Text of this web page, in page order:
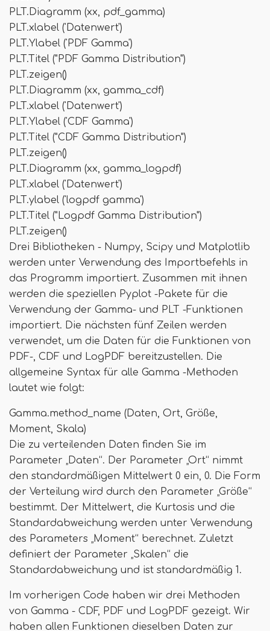
PLT.Diagramm (xx, pdf_gamma)
PLT.xlabel ('Datenwert')
PLT.Ylabel ('PDF Gamma')
PLT.Titel ("PDF Gamma Distribution")
PLT.zeigen()
PLT.Diagramm (xx, gamma_cdf)
PLT.xlabel ('Datenwert')
PLT.Ylabel ('CDF Gamma')
PLT.Titel ("CDF Gamma Distribution")
PLT.zeigen()
PLT.Diagramm (xx, gamma_logpdf)
PLT.xlabel ('Datenwert')
PLT.ylabel ('logpdf gamma')
PLT.Titel ("Logpdf Gamma Distribution")
PLT.zeigen()
Drei Bibliotheken - Numpy, Scipy und Matplotlib
werden unter Verwendung des Importbefehls in
das Programm importiert. Zusammen mit ihnen
werden die speziellen Pyplot -Pakete für die
Verwendung der Gamma- und PLT -Funktionen
importiert. Die nächsten fünf Zeilen werden
verwendet, um die Daten für die Funktionen von
PDF-, CDF und LogPDF bereitzustellen. Die
allgemeine Syntax für alle Gamma -Methoden
lautet wie folgt:
Gamma.method_name (Daten, Ort, Größe,
Moment, Skala)
Die zu verteilenden Daten finden Sie im
Parameter „Daten“. Der Parameter „Ort“ nimmt
den standardmäßigen Mittelwert 0 ein, 0. Die Form
der Verteilung wird durch den Parameter „Größe“
bestimmt. Der Mittelwert, die Kurtosis und die
Standardabweichung werden unter Verwendung
des Parameters „Moment“ berechnet. Zuletzt
definiert der Parameter „Skalen“ die
Standardabweichung und ist standardmäßig 1.
Im vorherigen Code haben wir drei Methoden
von Gamma - CDF, PDF und LogPDF gezeigt. Wir
haben allen Funktionen dieselben Daten zur